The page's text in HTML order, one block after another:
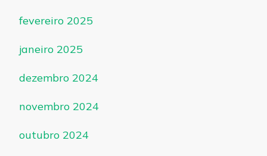
fevereiro 2025
janeiro 2025
dezembro 2024
novembro 2024
outubro 2024